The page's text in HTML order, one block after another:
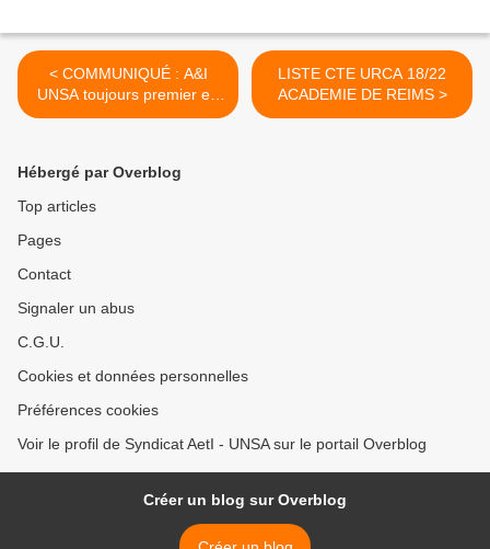
< COMMUNIQUÉ : A&I
UNSA toujours premier en
représentativité et en
LISTE CTE URCA 18/22
ACADEMIE DE REIMS >
Hébergé par Overblog
Top articles
Pages
Contact
Signaler un abus
C.G.U.
Cookies et données personnelles
Préférences cookies
Voir le profil de Syndicat AetI - UNSA sur le portail Overblog
Créer un blog sur Overblog